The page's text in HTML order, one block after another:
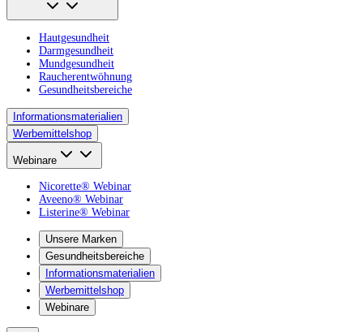
Hautgesundheit
Darmgesundheit
Mundgesundheit
Raucherentwöhnung
Gesundheitsbereiche
Informationsmaterialien
Werbemittelshop
Webinare
Nicorette® Webinar
Aveeno® Webinar
Listerine® Webinar
Unsere Marken
Gesundheitsbereiche
Informationsmaterialien
Werbemittelshop
Webinare